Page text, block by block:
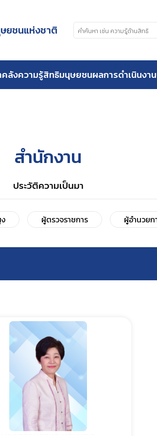
ยชนแห่งชาติ
คลังความรู้สิทธิมนุษยชนผลการดำเนินงาน
สำนักงาน
ประวัติความเป็นมา
ผู้ตรวจราชการ ผู้อำนวยก